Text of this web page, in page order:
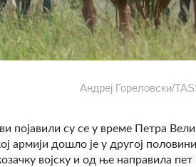
Андреј Гореловски/
појавили су се у време Петра
армији дошло је у другој
војску и од ње направила